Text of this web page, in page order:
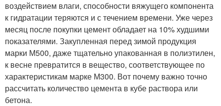
воздействием влаги, способности вяжущего компонента
к гидратации теряются и с течением времени. Уже через
месяц после покупки цемент обладает на 10% худшими
показателями. Закупленная перед зимой продукция
марки М500, даже тщательно упакованная в полиэтилен,
к весне превратится в вещество, соответствующее по
характеристикам марке М300. Вот почему важно точно
рассчитать количество цемента в кубе раствора или
бетона.